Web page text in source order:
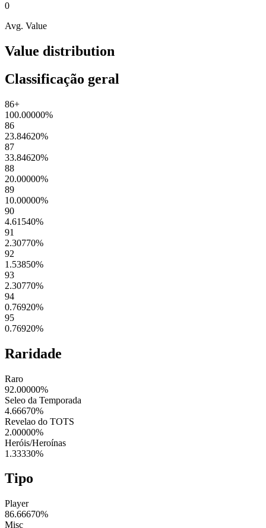
0
Avg. Value
Value distribution
Classificação geral
86+
100.00000%
86
23.84620%
87
33.84620%
88
20.00000%
89
10.00000%
90
4.61540%
91
2.30770%
92
1.53850%
93
2.30770%
94
0.76920%
95
0.76920%
Raridade
Raro
92.00000%
Seleo da Temporada
4.66670%
Revelao do TOTS
2.00000%
Heróis/Heroínas
1.33330%
Tipo
Player
86.66670%
Misc